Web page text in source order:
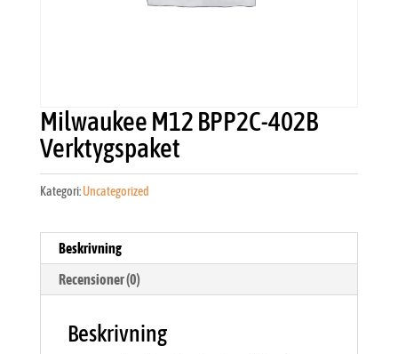
Milwaukee M12 BPP2C-402B
Verktygspaket
Kategori:Uncategorized
Beskrivning
Recensioner (0)
Beskrivning